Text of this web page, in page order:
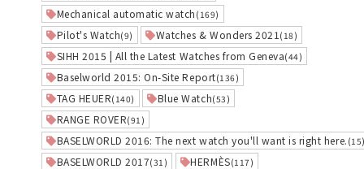
Mechanical automatic watch (169)
Pilot's Watch(9) Watches & Wonders 2021 (18)
SIHH 2015 | All the Latest Watches from Geneva(44)
Baselworld 2015: On-Site Report(136)
TAG HEUER(140) Blue Watch(53)
RANGE ROVER(91)
BASELWORLD 2016: The next watch you'll want is right here.
BASELWORLD 2017(31) HERMÈS(117)